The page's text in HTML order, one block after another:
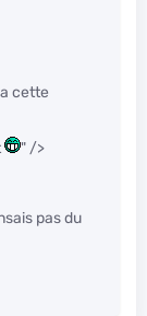
cette
" />
pas du